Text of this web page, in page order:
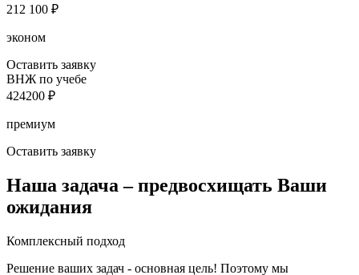
212 100 ₽
эконом
Оставить заявку
ВНЖ по учебе
424200 ₽
премиум
Оставить заявку
Наша задача – предвосхищать Ваши
ожидания
Комплексный подход
Решение ваших задач - основная цель! Поэтому мы